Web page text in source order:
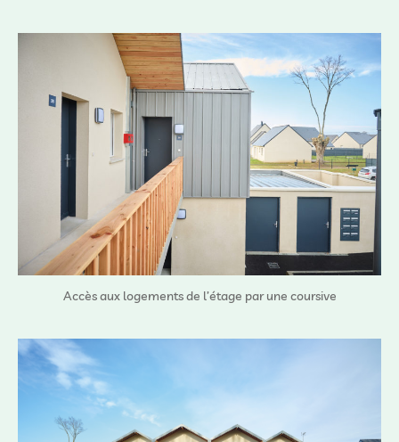
Accès aux logements de l’étage par une coursive